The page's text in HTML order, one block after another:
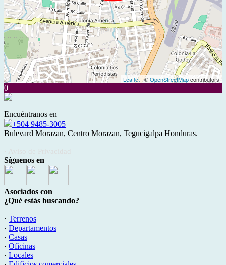
Leaflet | ©OpenStreetMapcontributors
0
Encuéntranos en
+504 9485-3005
Bulevard Morazan, Centro Morazan, Tegucigalpa Honduras.
Síguenos en
Asociados con
¿Qué estás buscando?
· Terrenos
· Departamentos
· Casas
· Oficinas
· Locales